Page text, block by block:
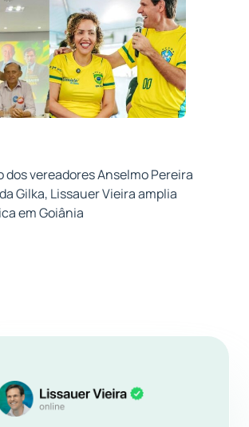
dos vereadores Anselmo Pereira
Gilka, Lissauer Vieira amplia
em Goiânia